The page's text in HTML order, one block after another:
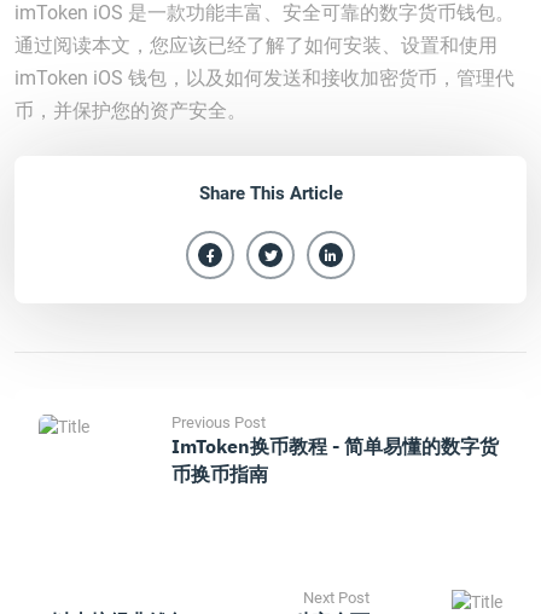
imToken iOS 是一款功能丰富、安全可靠的数字货币钱包。
通过阅读本文，您应该已经了解了如何安装、设置和使用
imToken iOS 钱包，以及如何发送和接收加密货币，管理代
币，并保护您的资产安全。
Share This Article
Previous Post
ImToken换币教程 - 简单易懂的数字货
币换币指南
Next Post